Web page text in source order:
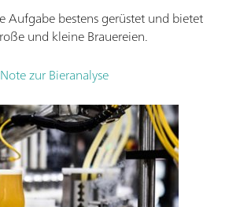
Aufgabe bestens gerüstet und bietet
und kleine Brauereien.
zur Bieranalyse